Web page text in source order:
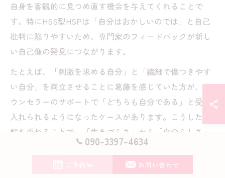
自身を客観的に見つめ直す機会を与えてくれることで
す。特にHSS型HSPは「自分はおかしいのでは」と自己
批判に陥りやすいため、専門家のフィードバックが新し
い自己像の発見につながります。
たとえば、「刺激を求める自分」と「繊細で傷つきやす
い自分」を両立させることに葛藤を感じていた方が、カ
ウンセラーのサポートで「どちらも自分である」と受け
入れられるようになったケースがあります。こうした経
験を重ねることで、「生きづらさ」から「自分らしさ」
への転換が起こります。090-3397-4634
ご予約 お問い合わせ